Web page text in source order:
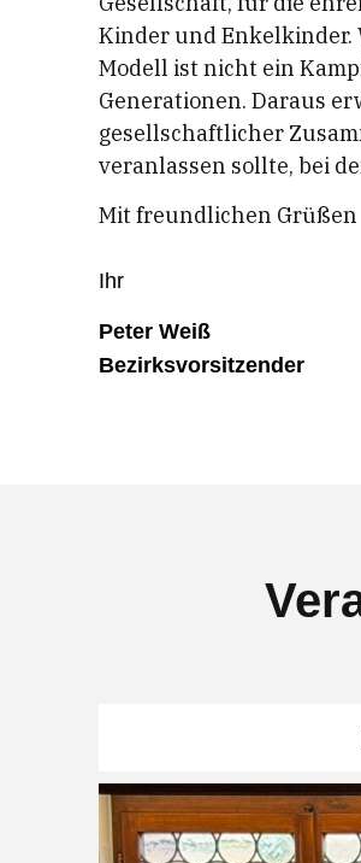
Kinder und Enkelkinder.
Modell ist nicht ein
Generationen. Daraus
gesellschaftlicher
veranlassen sollte, bei
Mit freundlichen Grüßen
Ihr
Peter Weiß
Bezirksvorsitzender